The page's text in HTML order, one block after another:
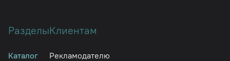
Разделы
Каталог
Клиентам
Рекламодателю